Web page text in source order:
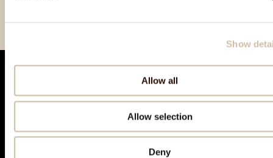
Show
Allow all
Allow selection
Deny